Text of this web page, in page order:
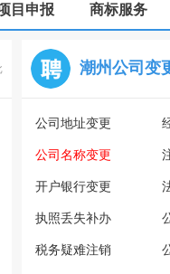
目申报 商标服务
潮州公司变
公司地址变更
公司名称变更
开户银行变更
执照丢失补办
税务疑难注销